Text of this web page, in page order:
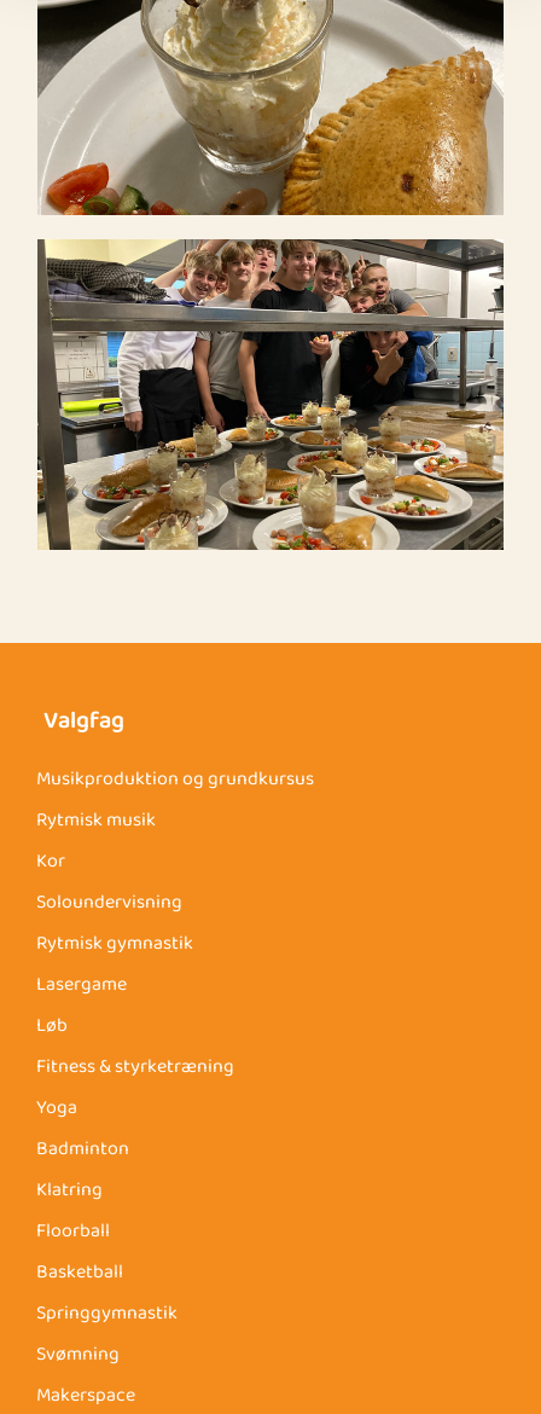
Valgfag
Musikproduktion og grundkursus
Rytmisk musik
Kor
Soloundervisning
Rytmisk gymnastik
Lasergame
Løb
Fitness & styrketræning
Yoga
Badminton
Klatring
Floorball
Basketball
Springgymnastik
Svømning
Makerspace